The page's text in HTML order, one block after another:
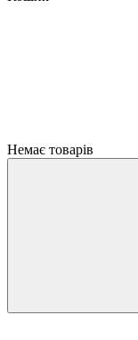
Немає товарів